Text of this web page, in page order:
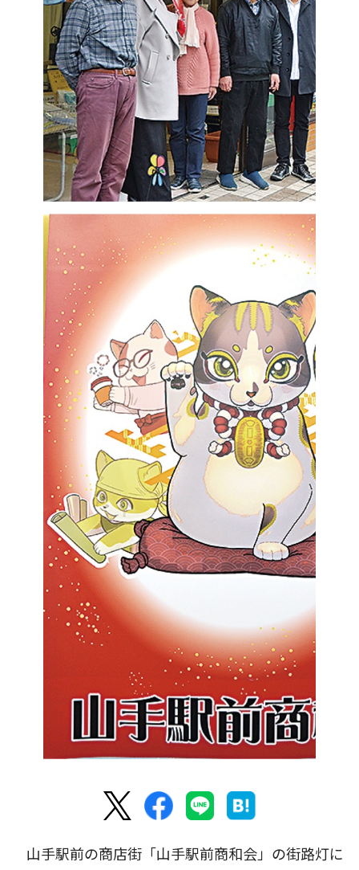
山手駅前の商店街「山手駅前商和会」の街路灯に